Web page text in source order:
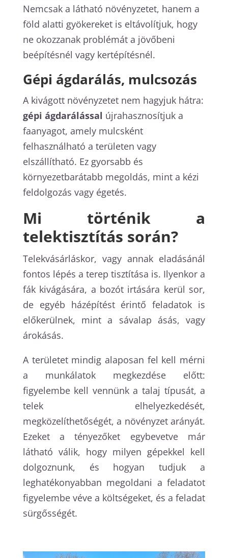
Nemcsak a látható növényzetet, hanem a
föld alatti gyökereket is eltávolítjuk, hogy
ne okozzanak problémát a jövőbeni
beépítésnél vagy kertépítésnél.
Gépi ágdarálás, mulcsozás
A kivágott növényzetet nem hagyjuk hátra:
gépi ágdarálással újrahasznosítjuk a
faanyagot, amely mulcsként
felhasználható a területen vagy
elszállítható. Ez gyorsabb és
környezetbarátabb megoldás, mint a kézi
feldolgozás vagy égetés.
Mi történik a
telektisztítás során?
Telekvásárláskor, vagy annak eladásánál
fontos lépés a terep tisztítása is. Ilyenkor a
fák kivágására, a bozót irtására kerül sor,
de egyéb házépítést érintő feladatok is
előkerülnek, mint a sávalap ásás, vagy
árokásás.
A területet mindig alaposan fel kell mérni
a munkálatok megkezdése előtt:
figyelembe kell vennünk a talaj típusát, a
telek elhelyezkedését,
megközelíthetőségét, a növényzet arányát.
Ezeket a tényezőket egybevetve már
látható válik, hogy milyen gépekkel kell
dolgoznunk, és hogyan tudjuk a
leghatékonyabban megoldani a feladatot
figyelembe véve a költségeket, és a feladat
sürgősségét.